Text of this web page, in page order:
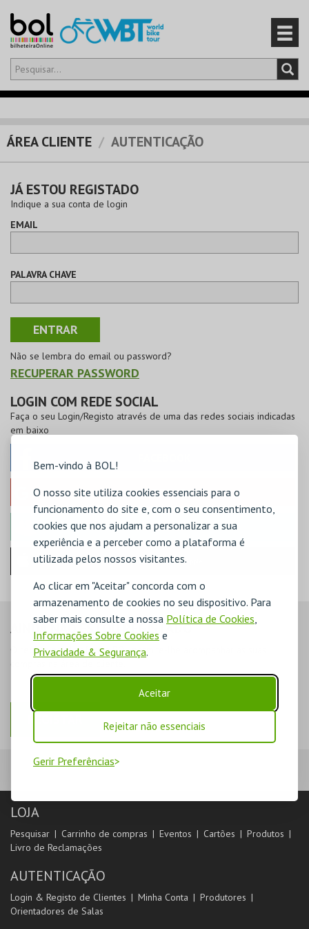
Bem-vindo à BOL!
O nosso site utiliza cookies essenciais para o
funcionamento do site e, com o seu consentimento,
cookies que nos ajudam a personalizar a sua
experiência e a perceber como a plataforma é
utilizada pelos nossos visitantes.
Ao clicar em "Aceitar" concorda com o
armazenamento de cookies no seu dispositivo. Para
saber mais consulte a nossa Política de Cookies,
Informações Sobre Cookies e
Privacidade & Segurança.
Aceitar
Rejeitar não essenciais
Gerir Preferências
Olá,iniciar sessão
EVENTOS
CARTÕES
PRODUTOS
ÁREA CLIENTE AUTENTICAÇÃO
JÁ ESTOU REGISTADO
Indique a sua conta de login
EMAIL
PALAVRA CHAVE
Não se lembra do email ou password?
RECUPERAR PASSWORD
LOGIN COM REDE SOCIAL
Faça o seu Login/Registo através de uma das redes sociais indicadas
em baixo
GOOGLE
MICROSOFT
Iniciar sessão com a Apple
AINDA NÃO ESTOU REGISTADO
O registo na plataforma BOL permite-lhe acompanhar as suas
LOJA
Pesquisar Carrinho de compras Eventos Cartões
Produtos
Livro de Reclamações
AUTENTICAÇÃO
Login & Registo de Clientes Minha Conta
Produtores
Orientadores de Salas